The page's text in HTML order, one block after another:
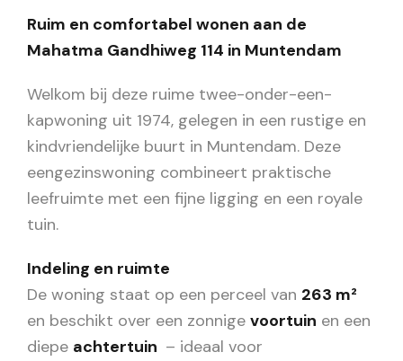
Ruim en comfortabel wonen aan de
Mahatma Gandhiweg 114 in Muntendam
Welkom bij deze ruime twee-onder-een-
kapwoning uit 1974, gelegen in een rustige en
kindvriendelijke buurt in Muntendam. Deze
eengezinswoning combineert praktische
leefruimte met een fijne ligging en een royale
tuin.
Indeling en ruimte
De woning staat op een perceel van 263 m²
en beschikt over een zonnige voortuin en een
diepe achtertuin – ideaal voor